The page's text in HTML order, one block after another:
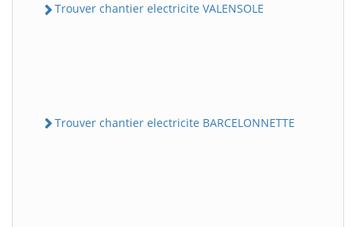
Trouver chantier electricite VALENSOLE
Trouver chantier electricite BARCELONNETTE